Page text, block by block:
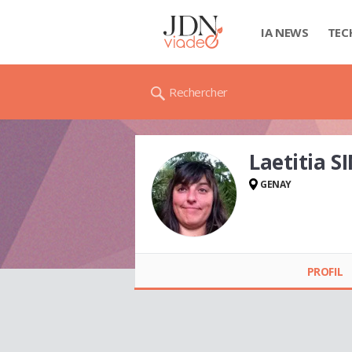
IA NEWS
Rechercher
Laetitia
GENAY
PROFIL